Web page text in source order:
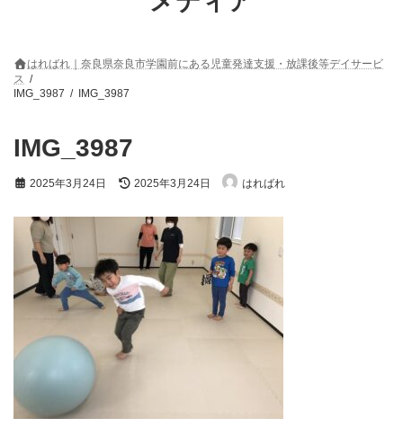
はればれ｜奈良県奈良市学園前にある児童発達支援・放課後等デイサービ
ス
IMG_3987
IMG_3987
IMG_3987
2025年3月24日
最
新
日
時
:
2025年3月24日 はればれ